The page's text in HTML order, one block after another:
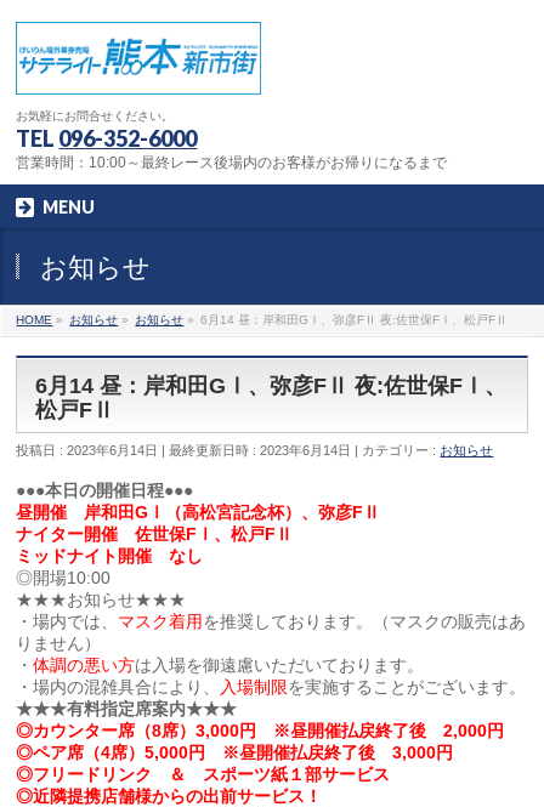
お気軽にお問合せください。
TEL 096-352-6000
営業時間：10:00～最終レース後場内のお客様がお帰りになるまで
MENU
お知らせ
HOME » お知らせ » お知らせ » 6月14 昼：岸和田GⅠ、弥彦FⅡ 夜:佐世保FⅠ、松戸FⅡ
6月14 昼：岸和田GⅠ、弥彦FⅡ 夜:佐世保FⅠ、
松戸FⅡ
投稿日 : 2023年6月14日 最終更新日時 : 2023年6月14日 カテゴリー : お知らせ
●●●本日の開催日程●●●
昼開催 岸和田GⅠ（高松宮記念杯）、弥彦FⅡ
ナイター開催 佐世保FⅠ、松戸FⅡ
ミッドナイト開催 なし
◎開場10:00
★★★お知らせ★★★
・場内では、 マスク着用を推奨しております。（マスクの販売はあ
りません）
・体調の悪い方は入場を御遠慮いただいております。
・場内の混雑具合により、
入場制限を実施することがございます。
★★★有料指定席案内★★★
◎カウンター席（8席）3,000円 ※昼開催払戻終了後 2,000円
◎ペア席（4席）5,000円 ※昼開催払戻終了後 3,000円
◎フリードリンク ＆ スポーツ紙１部サービス
◎近隣提携店舗様からの出前サービス！